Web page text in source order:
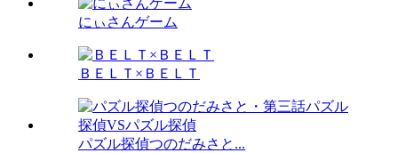
にぃさんゲーム
ＢＥＬＴ×ＢＥＬＴ
パズル探偵つのだみさと...